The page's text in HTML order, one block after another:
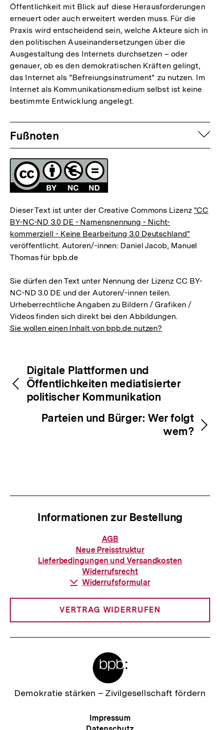
Öffentlichkeit mit Blick auf diese Herausforderungen
erneuert oder auch erweitert werden muss. Für die
Praxis wird entscheidend sein, welche Akteure sich in
den politischen Auseinandersetzungen über die
Ausgestaltung des Internets durchsetzen – oder
genauer, ob es den demokratischen Kräften gelingt,
das Internet als "Befreiungsinstrument" zu nutzen. Im
Internet als Kommunikationsmedium selbst ist keine
bestimmte Entwicklung angelegt.
Fussnoten
Fußnoten
Lizenz
Dieser Text ist unter der Creative Commons Lizenz "CC
BY-NC-ND 3.0 DE - Namensnennung - Nicht-
kommerziell - Keine Bearbeitung 3.0 Deutschland"
veröffentlicht. Autoren/-innen: Daniel Jacob, Manuel
Thomas für bpb.de
Sie dürfen den Text unter Nennung der Lizenz CC BY-
NC-ND 3.0 DE und der Autoren/-innen teilen.
Urheberrechtliche Angaben zu Bildern / Grafiken /
Videos finden sich direkt bei den Abbildungen.
Sie wollen einen Inhalt von bpb.de nutzen?
Inhaltsnavigation
Inhaltsnavigation
Digitale Plattformen und
Öffentlichkeiten mediatisierter
politischer Kommunikation
Parteien und Bürger: Wer folgt
wem?
Informationen zur Bestellung
Informationen
zur
Bestellung
AGB
Neue Preisstruktur
Lieferbedingungen und Versandkosten
Widerrufsrecht
Download-
Widerrufsformular
VERTRAG WIDERRUFEN
Zur
Demokratie stärken – Zivilgesellschaft fördern
Meta-
Navigation
Impressum